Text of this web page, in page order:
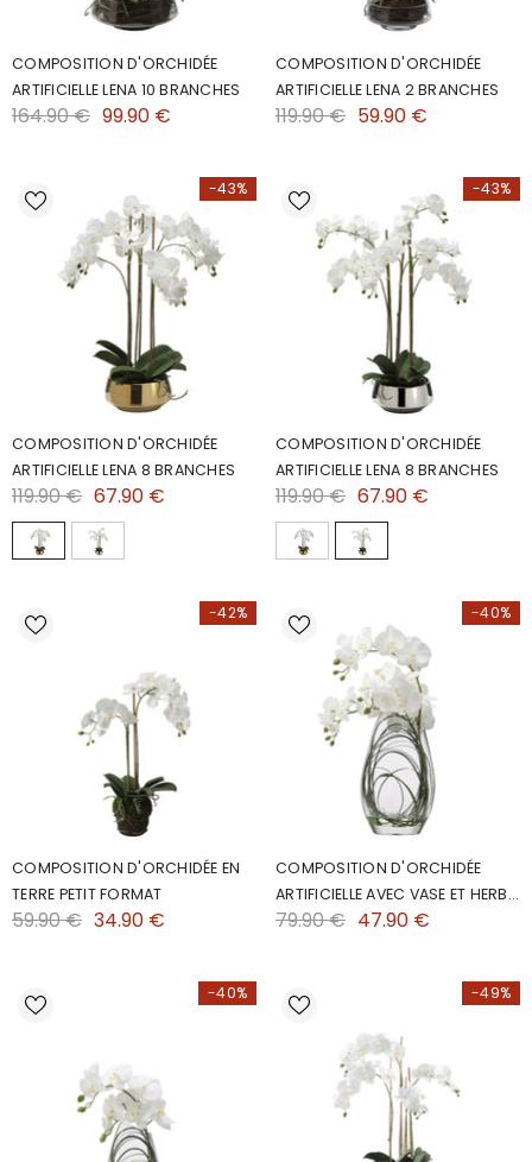
COMPOSITION D'ORCHIDÉE
ARTIFICIELLE LENA 10 BRANCHES
164.90 € 99.90 €
COMPOSITION D'ORCHIDÉE
ARTIFICIELLE LENA 2 BRANCHES
119.90 € 59.90 €
-43%
COMPOSITION D'ORCHIDÉE
ARTIFICIELLE LENA 8 BRANCHES
119.90 € 67.90 €
-43%
COMPOSITION D'ORCHIDÉE
ARTIFICIELLE LENA 8 BRANCHES
119.90 € 67.90 €
-42%
COMPOSITION D'ORCHIDÉE EN
TERRE PETIT FORMAT
59.90 € 34.90 €
-40%
COMPOSITION D'ORCHIDÉE
ARTIFICIELLE AVEC VASE ET HERBE
D'OURS 46CM
79.90 € 47.90 €
-40% -49%